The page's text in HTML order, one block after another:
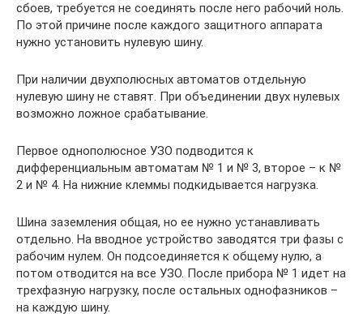
сбоев, требуется не соединять после него рабочий ноль.
По этой причине после каждого защитного аппарата
нужно установить нулевую шину.
При наличии двухполюсных автоматов отдельную
нулевую шину не ставят. При объединении двух нулевых
возможно ложное срабатывание.
Первое однополюсное УЗО подводится к
дифференциальным автоматам № 1 и № 3, второе – к №
2 и № 4. На нижние клеммы подкидывается нагрузка.
Шина заземления общая, но ее нужно устанавливать
отдельно. На вводное устройство заводятся три фазы с
рабочим нулем. Он подсоединяется к общему нулю, а
потом отводится на все УЗО. После прибора № 1 идет на
трехфазную нагрузку, после остальных однофазников –
на каждую шину.